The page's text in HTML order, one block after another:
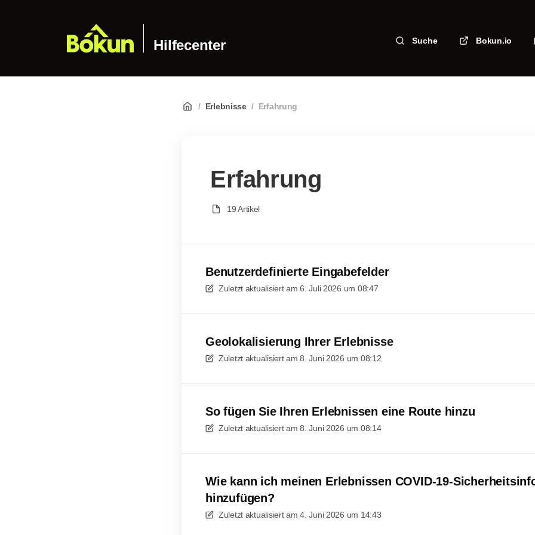
Hilfecenter Suche Bokun.io
/ Erlebnisse / Erfahrung
Erfahrung
19 Artikel
Benutzerdefinierte Eingabefelder
Zuletzt aktualisiert am 6. Juli 2026 um 08:47
Geolokalisierung Ihrer Erlebnisse
Zuletzt aktualisiert am 8. Juni 2026 um 08:12
So fügen Sie Ihren Erlebnissen eine Route hinzu
Zuletzt aktualisiert am 8. Juni 2026 um 08:14
Wie kann ich meinen Erlebnissen COVID-19-
hinzufügen?
Zuletzt aktualisiert am 4. Juni 2026 um 14:43